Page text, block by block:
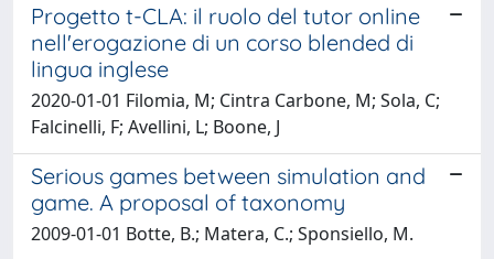
Progetto t-CLA: il ruolo del tutor online
nell'erogazione di un corso blended di
lingua inglese
2020-01-01 Filomia, M; Cintra Carbone, M; Sola, C;
Falcinelli, F; Avellini, L; Boone, J
Serious games between simulation and
game. A proposal of taxonomy
2009-01-01 Botte, B.; Matera, C.; Sponsiello, M.